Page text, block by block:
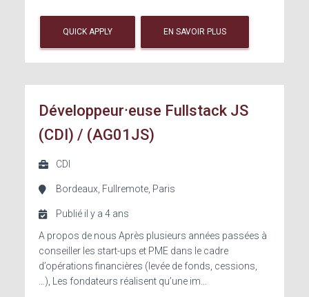
QUICK APPLY EN SAVOIR PLUS
Développeur⸱euse Fullstack JS
(CDI) / (AG01JS)
CDI
Bordeaux, Fullremote, Paris
Publié il y a 4 ans
A propos de nous Après plusieurs années passées à
conseiller les start-ups et PME dans le cadre
d’opérations financières (levée de fonds, cessions,
…), Les fondateurs réalisent qu’une im...